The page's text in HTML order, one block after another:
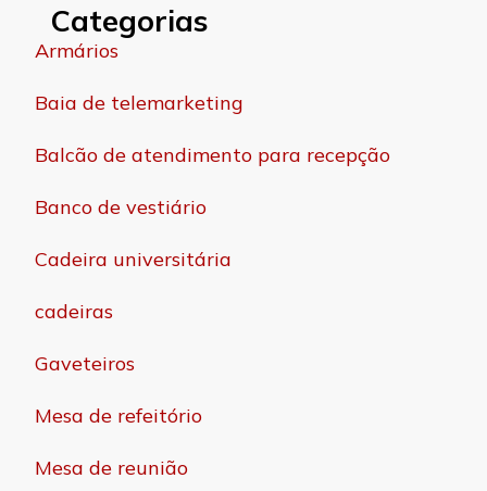
Categorias
Armários
Baia de telemarketing
Balcão de atendimento para recepção
Banco de vestiário
Cadeira universitária
cadeiras
Gaveteiros
Mesa de refeitório
Mesa de reunião